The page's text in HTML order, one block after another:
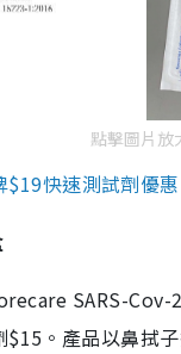
點擊圖片放
快速測試劑優
SARS-
。產品以鼻拭